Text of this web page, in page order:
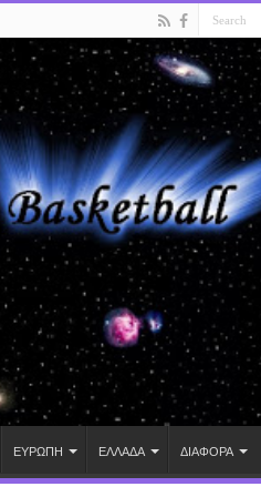
ΕΥΡΩΠΗ ΕΛΛΑΔΑ ΔΙΑΦΟΡΑ